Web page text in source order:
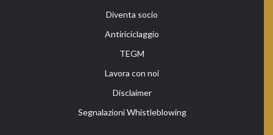
Diventa socio
Antiriciclaggio
TEGM
Lavora con noi
Disclaimer
Segnalazioni Whistleblowing